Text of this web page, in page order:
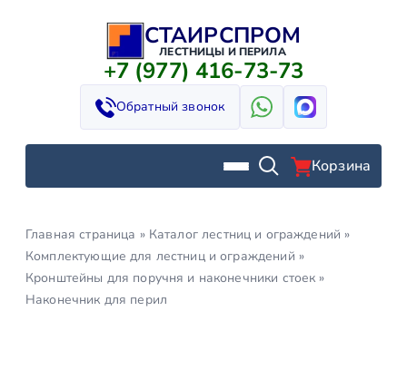
СТАИРСПРОМ
ЛЕСТНИЦЫ И ПЕРИЛА
+7 (977) 416-73-73
Обратный звонок
Корзина
Главная страница » Каталог лестниц и ограждений »
Комплектующие для лестниц и ограждений »
Кронштейны для поручня и наконечники стоек »
Наконечник для перил